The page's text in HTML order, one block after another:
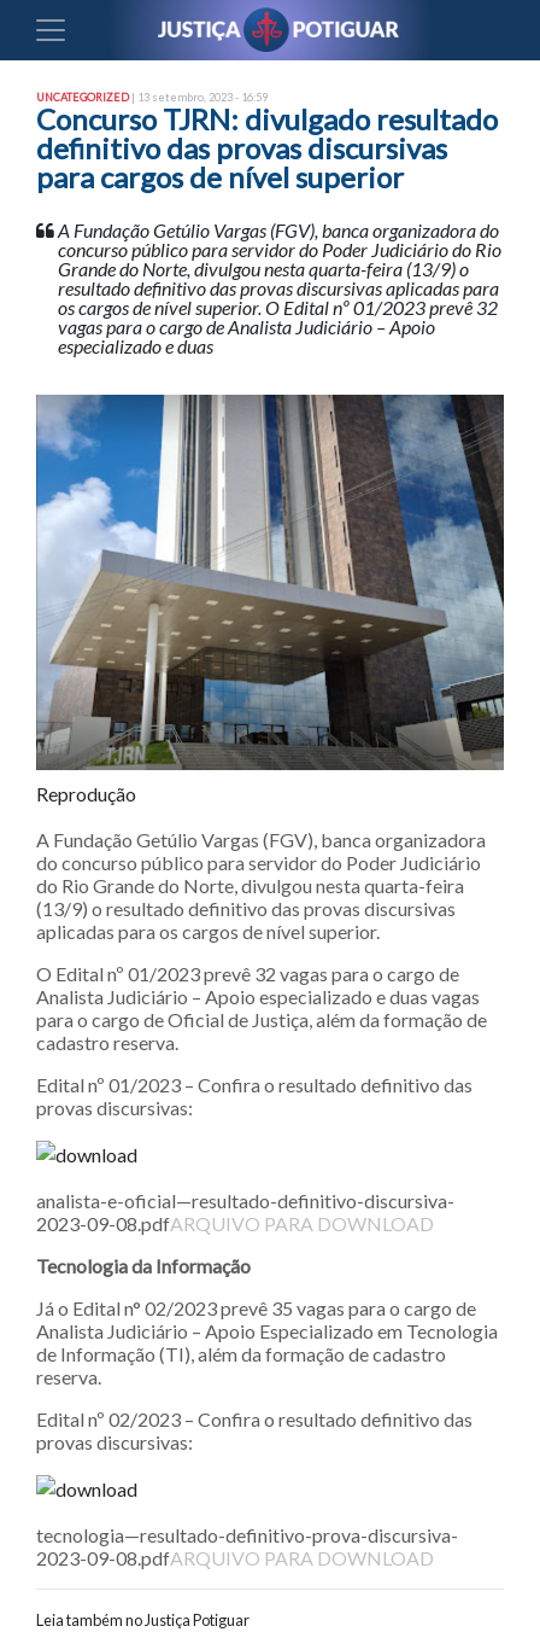
UNCATEGORIZED| 13 setembro, 2023 - 16:59
Concurso TJRN: divulgado resultado
definitivo das provas discursivas
para cargos de nível superior
A Fundação Getúlio Vargas (FGV), banca organizadora do
concurso público para servidor do Poder Judiciário do Rio
Grande do Norte, divulgou nesta quarta-feira (13/9) o
resultado definitivo das provas discursivas aplicadas para
os cargos de nível superior. O Edital nº 01/2023 prevê 32
vagas para o cargo de Analista Judiciário – Apoio
especializado e duas
Reprodução
A Fundação Getúlio Vargas (FGV), banca organizadora
do concurso público para servidor do Poder Judiciário
do Rio Grande do Norte, divulgou nesta quarta-feira
(13/9) o resultado definitivo das provas discursivas
aplicadas para os cargos de nível superior.
O Edital nº 01/2023 prevê 32 vagas para o cargo de
Analista Judiciário – Apoio especializado e duas vagas
para o cargo de Oficial de Justiça, além da formação de
cadastro reserva.
Edital nº 01/2023 – Confira o resultado definitivo das
provas discursivas:
analista-e-oficial—resultado-definitivo-discursiva-
2023-09-08.pdfARQUIVO PARA DOWNLOAD
Tecnologia da Informação
Já o Edital n° 02/2023 prevê 35 vagas para o cargo de
Analista Judiciário – Apoio Especializado em Tecnologia
de Informação (TI), além da formação de cadastro
reserva.
Edital nº 02/2023 – Confira o resultado definitivo das
provas discursivas:
tecnologia—resultado-definitivo-prova-discursiva-
2023-09-08.pdfARQUIVO PARA DOWNLOAD
Leia também no Justiça Potiguar